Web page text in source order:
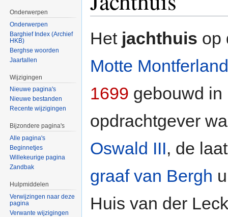
Het jachthuis op
Motte Montferland
1699 gebouwd in
opdrachtgever
Oswald III, de
graaf van Bergh
Huis van der
Onderwerpen
Onderwerpen
Barghief Index (Archief
HKB)
Berghse woorden
Jaartallen
Wijzigingen
Nieuwe pagina's
Nieuwe bestanden
Recente wijzigingen
Bijzondere pagina's
Alle pagina's
Beginnetjes
Willekeurige pagina
Zandbak
Hulpmiddelen
Verwijzingen naar deze
pagina
Verwante wijzigingen